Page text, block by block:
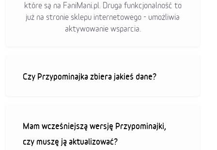
które są na FaniMani.pl. Druga funkcjonalność to
już na stronie sklepu internetowego - umożliwia
aktywowanie wsparcia.
Czy Przypominajka zbiera jakieś dane?
Mam wcześniejszą wersję Przypominajki,
czy muszę ją aktualizować?